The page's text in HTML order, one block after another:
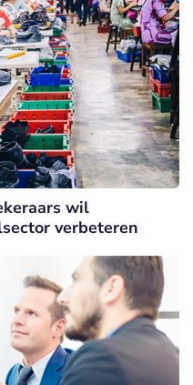
wil
verbeteren